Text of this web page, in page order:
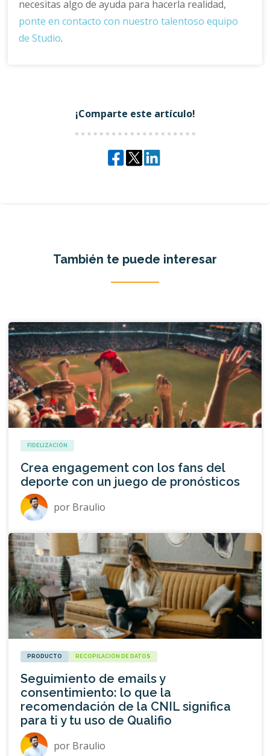
necesitas algo de ayuda para hacerla realidad,
ponte en contacto con nuestro talentoso equipo
de Studio.
¡Comparte este artículo!
También te puede interesar
FIDELIZACIÓN
Crea engagement con los fans del
deporte con un juego de pronósticos
por Braulio
PRODUCTO RECOPILACIÓN DE DATOS
Seguimiento de emails y
consentimiento: lo que la
recomendación de la CNIL significa
para ti y tu uso de Qualifio
por Braulio